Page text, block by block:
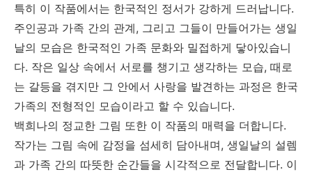
특히 이 작품에서는 한국적인 정서가 강하게 드러납니다.
주인공과 가족 간의 관계, 그리고 그들이 만들어가는 생일
날의 모습은 한국적인 가족 문화와 밀접하게 닿아있습니
다. 작은 일상 속에서 서로를 챙기고 생각하는 모습, 때로
는 갈등을 겪지만 그 안에서 사랑을 발견하는 과정은 한국
가족의 전형적인 모습이라고 할 수 있습니다.
백희나의 정교한 그림 또한 이 작품의 매력을 더합니다.
작가는 그림 속에 감정을 섬세히 담아내며, 생일날의 설렘
과 가족 간의 따뜻한 순간들을 시각적으로 전달합니다. 이